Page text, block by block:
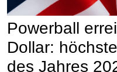
Powerball
Dollar:
des Jahres